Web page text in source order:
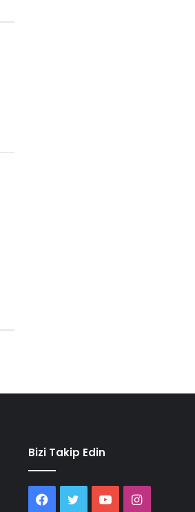
Bizi Takip Edin
Facebook
TwitterYouTubeInstagram